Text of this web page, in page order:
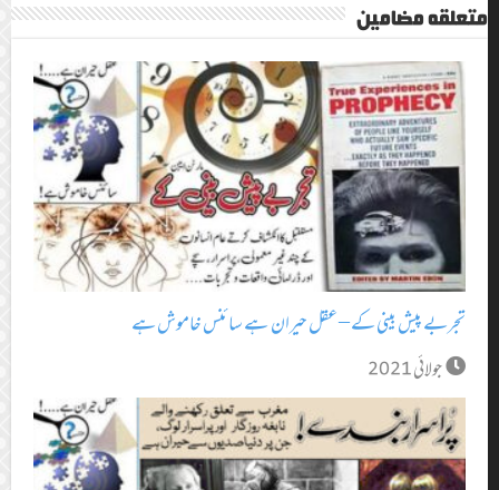
متعلقہ مضامین
تجربے پیش بینی کے – عقل حیران ہے سائنس خاموش ہے
جولائی 2021